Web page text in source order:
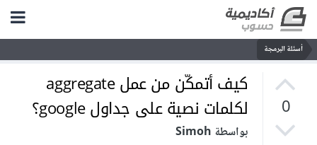
أسئلة البرمجة
0
كيف أتمكّن من عمل aggregate
لكلمات نصية على جداول google؟
بواسطة Simoh